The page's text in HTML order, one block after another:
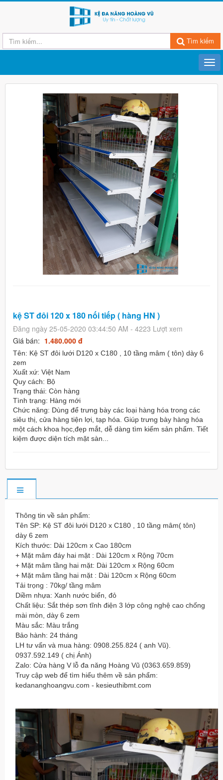
Tìm kiếm
kệ ST đôi 120 x 180 nối tiếp ( hàng HN )
Đăng ngày 25-05-2020 03:44:50 AM - 4223 Lượt xem
Giá bán: 1.480.000 đ
Tên: Kệ ST đôi lưới D120 x C180 , 10 tầng mâm ( tôn) dày 6
zem
Xuất xứ: Việt Nam
Quy cách: Bộ
Trạng thái: Còn hàng
Tình trạng: Hàng mới
Chức năng: Dùng để trưng bày các loại hàng hóa trong các
siêu thị, cửa hàng tiện lợi, tạp hóa. Giúp trưng bày hàng hóa
một cách khoa học,đẹp mắt, dễ dàng tìm kiếm sản phẩm. Tiết
kiệm được diện tích mặt sàn...
Thông tin về sản phẩm:
Tên SP: Kệ ST đôi lưới D120 x C180 , 10 tầng mâm( tôn)
dày 6 zem
Kích thước: Dài 120cm x Cao 180cm
+ Mặt mâm đáy hai mặt : Dài 120cm x Rộng 70cm
+ Mặt mâm tầng hai mặt: Dài 120cm x Rộng 60cm
+ Mặt mâm tầng hai mặt : Dài 120cm x Rộng 60cm
Tải trọng : 70kg/ tầng mâm
Diềm nhựa: Xanh nước biển, đỏ
Chất liệu: Sắt thép sơn tĩnh điện 3 lớp công nghệ cao chống
mài mòn, dày 6 zem
Màu sắc: Màu trắng
Bảo hành: 24 tháng
LH tư vấn và mua hàng: 0908.255.824 ( anh Vũ).
0937.592.149 ( chị Ánh)
Zalo: Cửa hàng V lỗ đa năng Hoàng Vũ (0363.659.859)
Truy cập web để tìm hiểu thêm về sản phẩm:
kedananghoangvu.com - kesieuthibmt.com